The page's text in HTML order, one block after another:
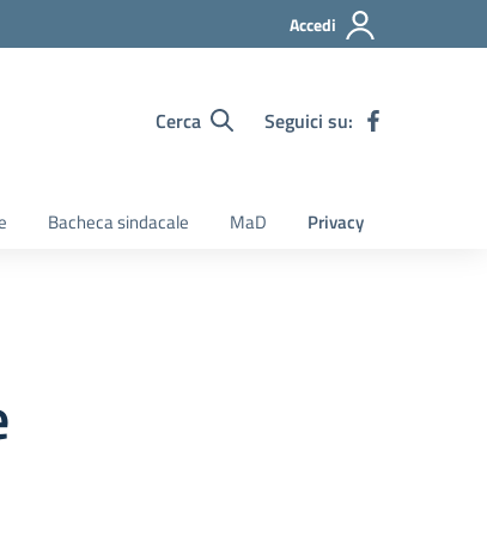
Accedi
Cerca Seguici su:
Bacheca sindacale MaD Privacy